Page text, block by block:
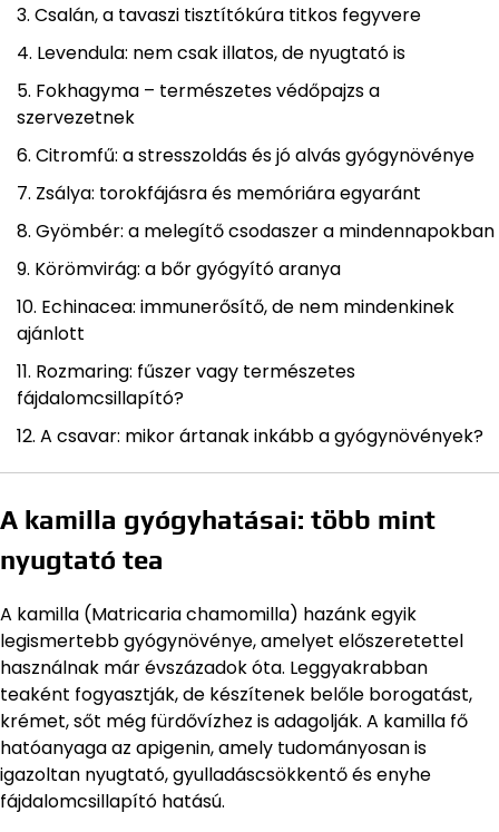
Csalán, a tavaszi tisztítókúra titkos fegyvere
Levendula: nem csak illatos, de nyugtató is
Fokhagyma – természetes védőpajzs a
szervezetnek
Citromfű: a stresszoldás és jó alvás gyógynövénye
Zsálya: torokfájásra és memóriára egyaránt
Gyömbér: a melegítő csodaszer a mindennapokban
Körömvirág: a bőr gyógyító aranya
Echinacea: immunerősítő, de nem mindenkinek
ajánlott
Rozmaring: fűszer vagy természetes
fájdalomcsillapító?
A csavar: mikor ártanak inkább a gyógynövények?
A kamilla gyógyhatásai: több mint
nyugtató tea
A kamilla (Matricaria chamomilla) hazánk egyik
legismertebb gyógynövénye, amelyet előszeretettel
használnak már évszázadok óta. Leggyakrabban
teaként fogyasztják, de készítenek belőle borogatást,
krémet, sőt még fürdővízhez is adagolják. A kamilla fő
hatóanyaga az apigenin, amely tudományosan is
igazoltan nyugtató, gyulladáscsökkentő és enyhe
fájdalomcsillapító hatású.